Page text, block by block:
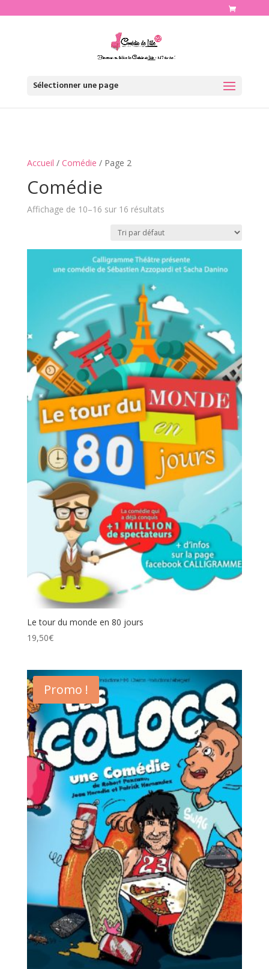
Sélectionner une page
Accueil / Comédie / Page 2
Comédie
Affichage de 10–16 sur 16 résultats
Le tour du monde en 80 jours
19,50€
Promo !